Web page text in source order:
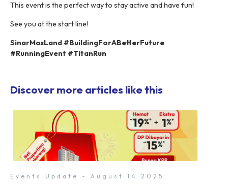
This event is the perfect way to stay active and have fun!
See you at the start line!
SinarMasLand #BuildingForABetterFuture
#RunningEvent #TitanRun
Discover more articles like this
Events Update - August 14 2025